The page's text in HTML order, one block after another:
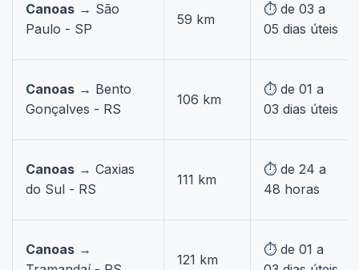
Canoas → São
Paulo - SP
59 km
⏱️ de 03 a
05 dias úteis
Canoas → Bento
Gonçalves - RS
106 km
⏱️ de 01 a
03 dias úteis
Canoas → Caxias
do Sul - RS
111 km
⏱️ de 24 a
48 horas
Canoas →
121 km
⏱️ de 01 a